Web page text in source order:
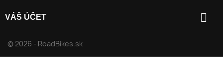
VÁŠ ÚČET 
© 2026 - RoadBikes.sk